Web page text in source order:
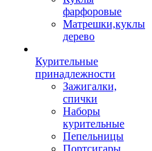
фарфоровые
Матрешки,куклы
дерево
Курительные
принадлежности
Зажигалки,
спички
Наборы
курительные
Пепельницы
Портсигары